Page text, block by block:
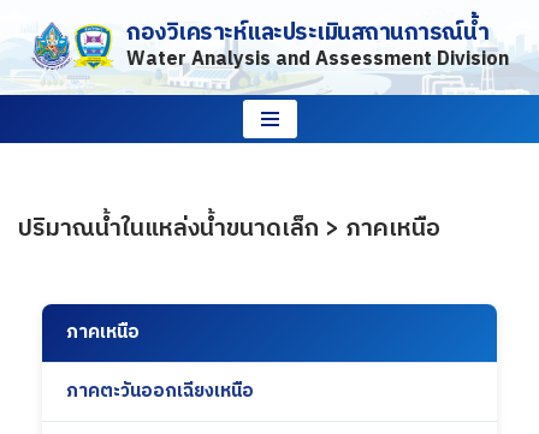
Skip
to
กองวิเคราะห์และประเมินสถานการณ์น้ำ
Water Analysis and Assessment Division
ปริมาณน้ำในแหล่งน้ำขนาดเล็ก > ภาคเหนือ
ภาคเหนือ
ภาคตะวันออกเฉียงเหนือ